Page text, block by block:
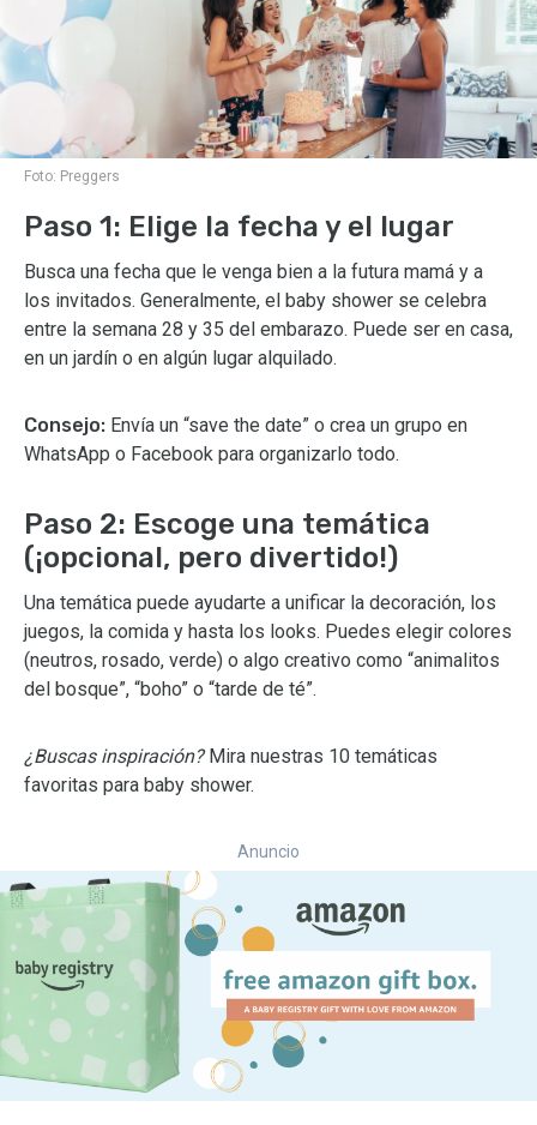
Foto: Preggers
Paso 1: Elige la fecha y el lugar
Busca una fecha que le venga bien a la futura mamá y a
los invitados. Generalmente, el baby shower se celebra
entre la semana 28 y 35 del embarazo. Puede ser en casa,
en un jardín o en algún lugar alquilado.
Consejo: Envía un “save the date” o crea un grupo en
WhatsApp o Facebook para organizarlo todo.
Paso 2: Escoge una temática
(¡opcional, pero divertido!)
Una temática puede ayudarte a unificar la decoración, los
juegos, la comida y hasta los looks. Puedes elegir colores
(neutros, rosado, verde) o algo creativo como “animalitos
del bosque”, “boho” o “tarde de té”.
¿Buscas inspiración?Mira nuestras 10 temáticas
favoritas para baby shower.
Anuncio